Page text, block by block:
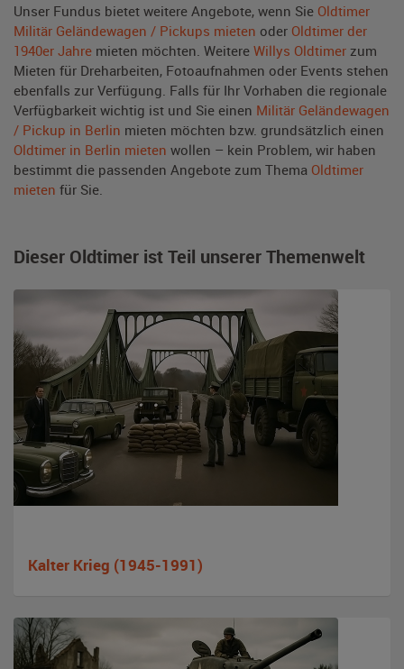
Unser Fundus bietet weitere Angebote, wenn Sie Oldtimer
Militär Geländewagen / Pickups mieten oder Oldtimer der
1940er Jahre mieten möchten. Weitere Willys Oldtimer zum
Mieten für Dreharbeiten, Fotoaufnahmen oder Events stehen
ebenfalls zur Verfügung. Falls für Ihr Vorhaben die regionale
Verfügbarkeit wichtig ist und Sie einen Militär Geländewagen
/ Pickup in Berlin mieten möchten bzw. grundsätzlich einen
Oldtimer in Berlin mieten wollen – kein Problem, wir haben
bestimmt die passenden Angebote zum Thema Oldtimer
mieten für Sie.
Dieser Oldtimer ist Teil unserer Themenwelt
Kalter Krieg (1945-1991)